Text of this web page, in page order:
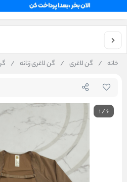
خانه / گن لاغری / گن لاغری زنانه /
1/6